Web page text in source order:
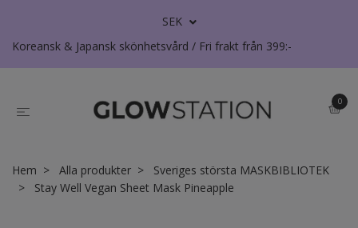
SEK
Koreansk & Japansk skönhetsvård / Fri frakt från 399:-
0
Hem Alla produkter
Sveriges största MASKBIBLIOTEK
Stay Well Vegan Sheet Mask Pineapple